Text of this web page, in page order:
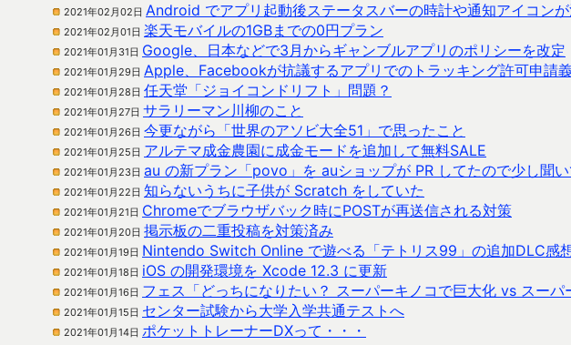
2021年02月02日 Android でアプリ起動後ステータスバーの時計や通知アイコンが
2021年02月01日 楽天モバイルの1GBまでの0円プラン
2021年01月31日 Google、日本などで3月からギャンブルアプリのポリシーを改定
2021年01月29日 Apple、Facebookが抗議するアプリでのトラッキング許可申請
2021年01月28日 任天堂「ジョイコンドリフト」問題？
2021年01月27日 サラリーマン川柳のこと
2021年01月26日 今更ながら「世界のアソビ大全51」で思ったこと
2021年01月25日 アルテマ成金農園に成金モードを追加して無料SALE
2021年01月23日 au の新プラン「povo」を auショップが PR してたので少し聞い
2021年01月22日 知らないうちに子供が Scratch をしていた
2021年01月21日 Chromeでブラウザバック時にPOSTが再送信される対策
2021年01月20日 掲示板の二重投稿を対策済み
2021年01月19日 Nintendo Switch Online で遊べる「テトリス99」の追加DLC感想
2021年01月18日 iOS の開発環境を Xcode 12.3 に更新
2021年01月16日 フェス「どっちになりたい？ スーパーキノコで巨大化 vs スーパ
2021年01月15日 センター試験から大学入学共通テストへ
2021年01月14日 ポケットトレーナーDXって・・・